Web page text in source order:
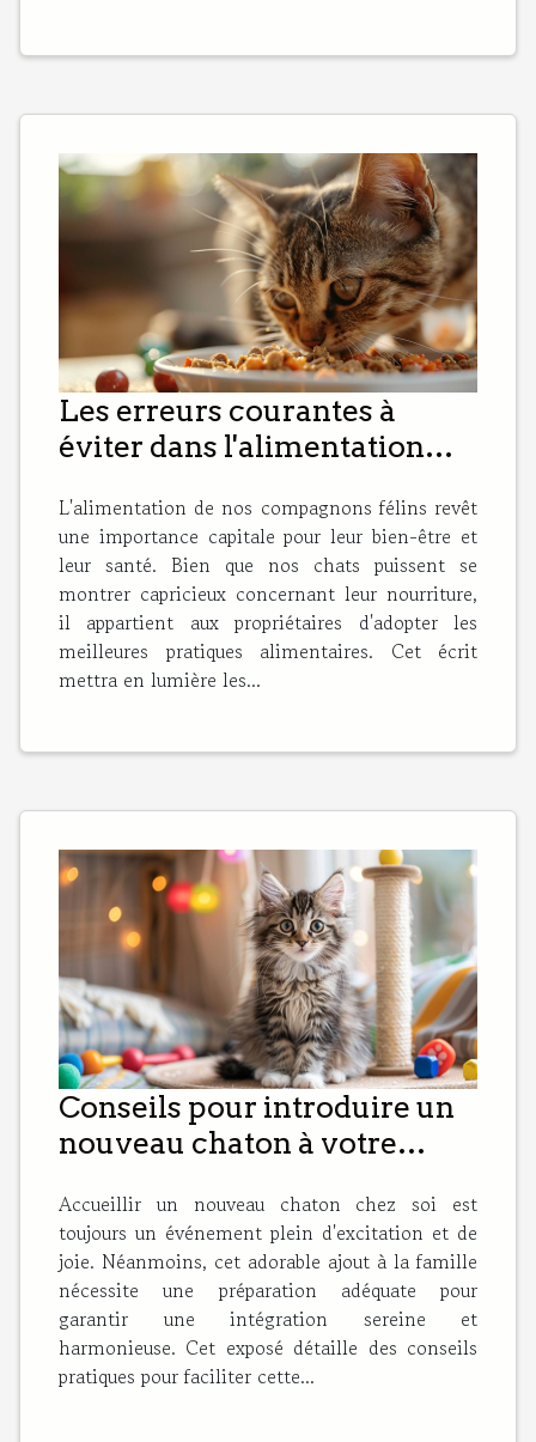
Les erreurs courantes à
éviter dans l'alimentation
L'alimentation de nos compagnons félins revêt
une importance capitale pour leur bien-être et
leur santé. Bien que nos chats puissent se
montrer capricieux concernant leur nourriture,
il appartient aux propriétaires d'adopter les
meilleures pratiques alimentaires. Cet écrit
mettra en lumière les...
Conseils pour introduire un
nouveau chaton à votre
Accueillir un nouveau chaton chez soi est
toujours un événement plein d'excitation et de
joie. Néanmoins, cet adorable ajout à la famille
nécessite une préparation adéquate pour
garantir une intégration sereine et
harmonieuse. Cet exposé détaille des conseils
pratiques pour faciliter cette...